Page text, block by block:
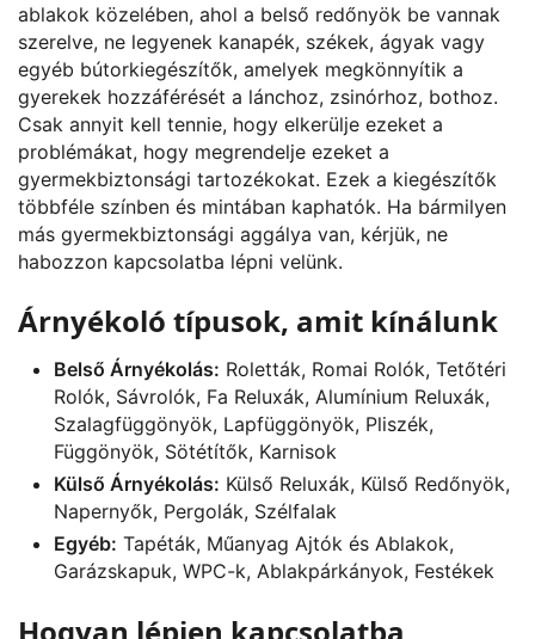
ablakok közelében, ahol a belső redőnyök be vannak
szerelve, ne legyenek kanapék, székek, ágyak vagy
egyéb bútorkiegészítők, amelyek megkönnyítik a
gyerekek hozzáférését a lánchoz, zsinórhoz, bothoz.
Csak annyit kell tennie, hogy elkerülje ezeket a
problémákat, hogy megrendelje ezeket a
gyermekbiztonsági tartozékokat. Ezek a kiegészítők
többféle színben és mintában kaphatók. Ha bármilyen
más gyermekbiztonsági aggálya van, kérjük, ne
habozzon kapcsolatba lépni velünk.
Árnyékoló típusok, amit kínálunk
Belső Árnyékolás: Roletták, Romai Rolók, Tetőtéri
Rolók, Sávrolók, Fa Reluxák, Alumínium Reluxák,
Szalagfüggönyök, Lapfüggönyök, Pliszék,
Függönyök, Sötétítők, Karnisok
Külső Árnyékolás: Külső Reluxák, Külső Redőnyök,
Napernyők, Pergolák, Szélfalak
Egyéb: Tapéták, Műanyag Ajtók és Ablakok,
Garázskapuk, WPC-k, Ablakpárkányok, Festékek
Hogyan lépjen kapcsolatba